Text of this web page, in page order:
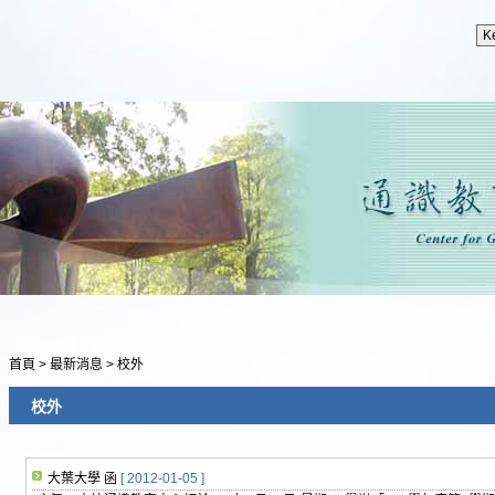
首頁 > 最新消息 > 校外
校外
大葉大學 函 [ 2012-01-05 ]